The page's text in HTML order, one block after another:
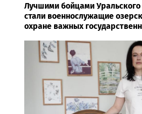
Лучшими бойцами Уральского
стали военнослужащие
охране важных